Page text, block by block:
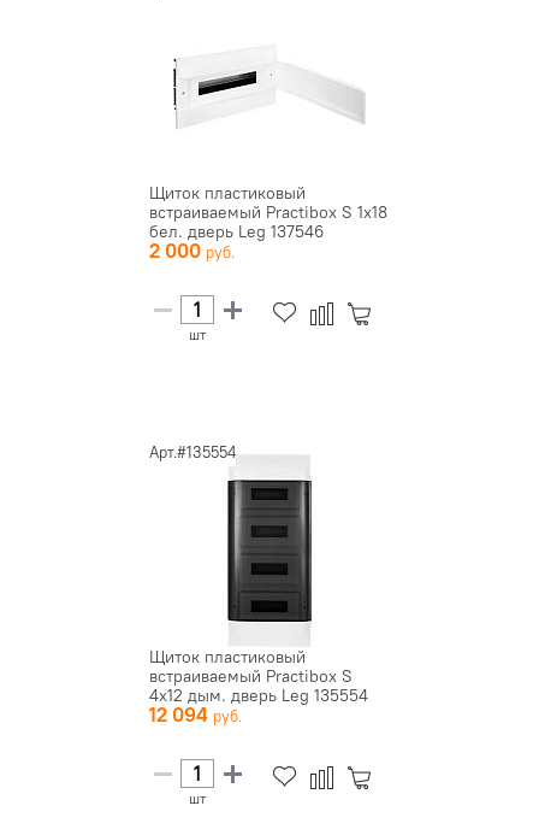
Щиток пластиковый
встраиваемый Practibox S 1х18
бел. дверь Leg 137546
2 000
шт
Арт.#135554
Щиток пластиковый
встраиваемый Practibox S
4х12 дым. дверь Leg 135554
12 094
шт